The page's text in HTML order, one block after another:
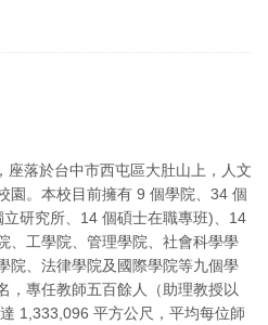
落於台中市西屯區大肚山上，人文
園。本校目前擁有 9 個學院、34 個
研究所、14 個碩士在職專班)、14
、工學院、管理學院、社會科學學
院、法律學院及國際學院等九個學
，專任教師五百餘人（助理教授以
1,333,096 平方公尺，平均每位師